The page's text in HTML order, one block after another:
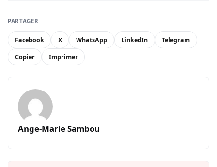
PARTAGER
Facebook X WhatsApp LinkedIn Telegram
Copier Imprimer
Ange-Marie Sambou